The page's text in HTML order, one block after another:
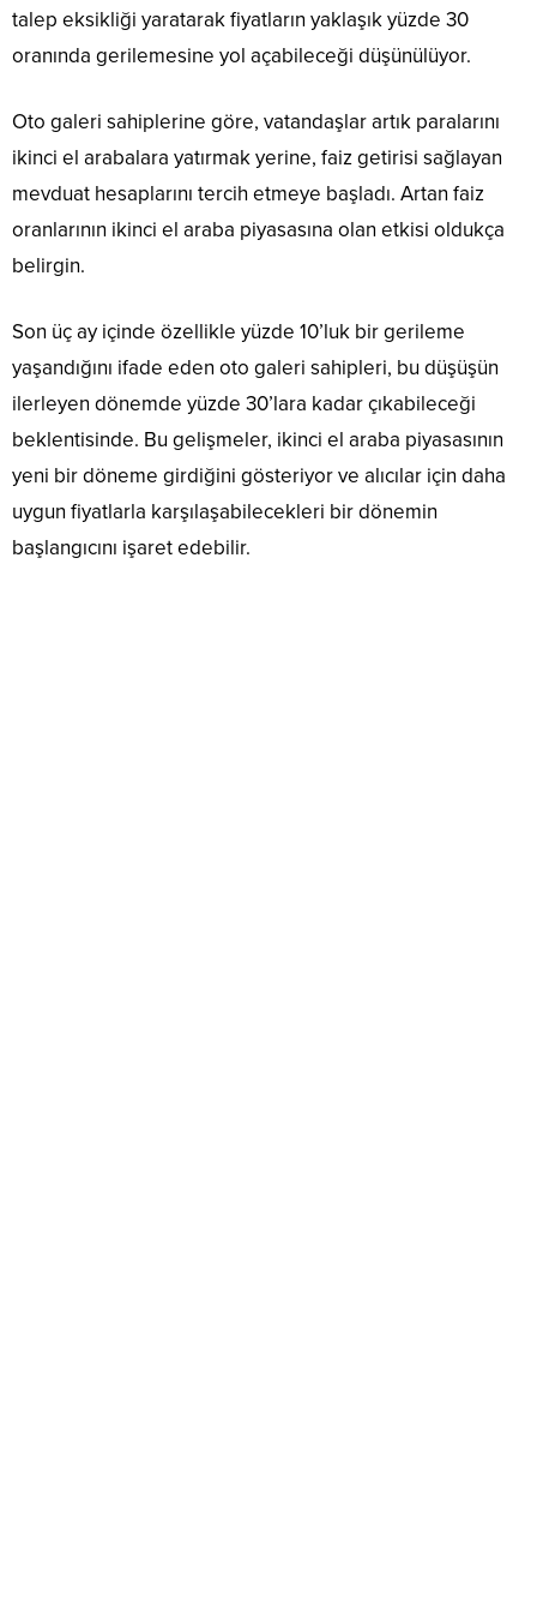
talep eksikliği yaratarak fiyatların yaklaşık yüzde 30
oranında gerilemesine yol açabileceği düşünülüyor.
Oto galeri sahiplerine göre, vatandaşlar artık paralarını
ikinci el arabalara yatırmak yerine, faiz getirisi sağlayan
mevduat hesaplarını tercih etmeye başladı. Artan faiz
oranlarının ikinci el araba piyasasına olan etkisi oldukça
belirgin.
Son üç ay içinde özellikle yüzde 10’luk bir gerileme
yaşandığını ifade eden oto galeri sahipleri, bu düşüşün
ilerleyen dönemde yüzde 30’lara kadar çıkabileceği
beklentisinde. Bu gelişmeler, ikinci el araba piyasasının
yeni bir döneme girdiğini gösteriyor ve alıcılar için daha
uygun fiyatlarla karşılaşabilecekleri bir dönemin
başlangıcını işaret edebilir.